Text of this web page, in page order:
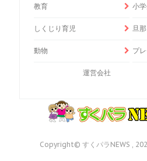
教育 小
しくじり育児 旦那
動物 プ
運営会社
Copyright© すくパラNEWS ,